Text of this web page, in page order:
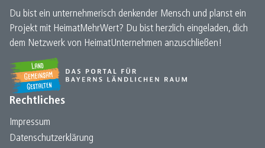
Du bist ein unternehmerisch denkender Mensch und planst ein
Projekt mit HeimatMehrWert? Du bist herzlich eingeladen, dich
dem Netzwerk von HeimatUnternehmen anzuschließen!
Rechtliches
Impressum
Datenschutz­erklärung